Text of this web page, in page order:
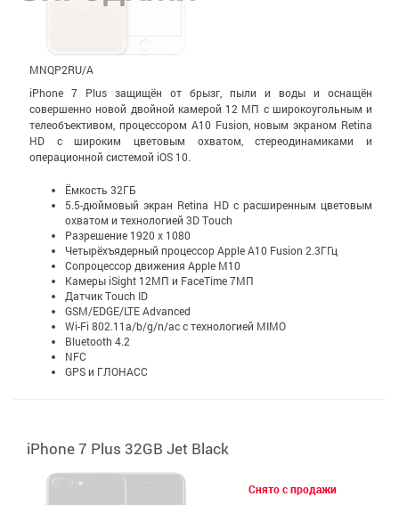
MNQP2RU/A
iPhone 7 Plus защищён от брызг, пыли и воды и оснащён
совершенно новой двойной камерой 12 МП с широко­уголь­ным и
теле­объективом, процессором A10 Fusion, новым экраном Retina
HD с широким цветовым охватом, стерео­динамиками и
операционной системой iOS 10.
Ёмкость 32ГБ
5.5-дюймовый экран Retina HD c расширенным цветовым
охватом и технологией 3D Touch
Разрешение 1920 x 1080
Четырёхъядерный процессор Apple A10 Fusion 2.3ГГц
Сопроцессор движения Apple M10
Камеры iSight 12МП и FaceTime 7МП
Датчик Touch ID
GSM/EDGE/LTE Advanced
Wi-Fi 802.11a/b/g/n/ac с технологией MIMO
Bluetooth 4.2
NFC
GPS и ГЛОНАСС
iPhone 7 Plus 32GB Jet Black
Снято с продажи